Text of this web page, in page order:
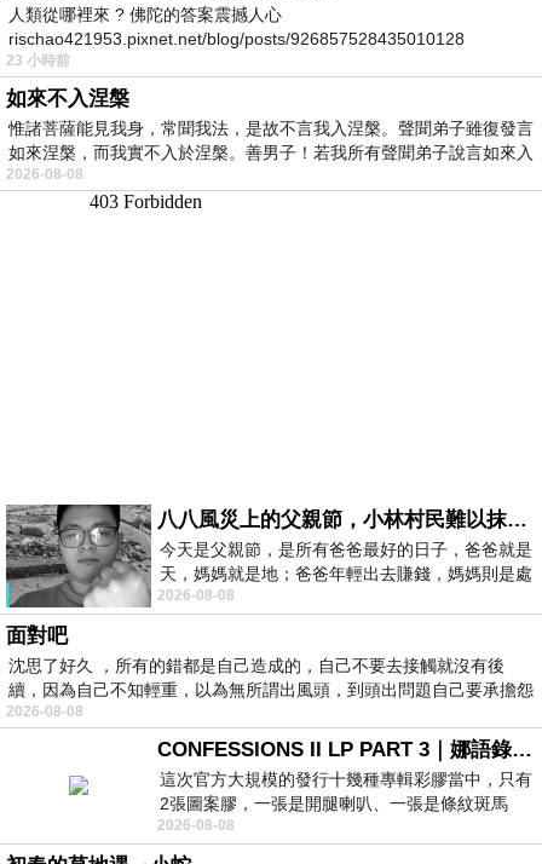
人類從哪裡來 ? 佛陀的答案震撼人心
rischao421953.pixnet.net/blog/posts/926857528435010128
23 小時前
如來不入涅槃
惟諸菩薩能見我身，常聞我法，是故不言我入涅槃。聲聞弟子雖復發言
如來涅槃，而我實不入於涅槃。善男子！若我所有聲聞弟子說言如來入
2026-08-08
八八風災上的父親節，小林村民難以抹滅的痛
今天是父親節，是所有爸爸最好的日子，爸爸就是
天，媽媽就是地；爸爸年輕出去賺錢，媽媽則是處
理家務，職業不分高低貴賤，只有人品才
2026-08-08
面對吧
沈思了好久 ，所有的錯都是自己造成的，自己不要去接觸就沒有後
續，因為自己不知輕重，以為無所謂出風頭，到頭出問題自己要承擔怨
不
2026-08-08
CONFESSIONS II LP PART 3｜娜語錄II LP PART 3
這次官方大規模的發行十幾種專輯彩膠當中，只有
2張圖案膠，一張是開腿喇叭、一張是條紋斑馬
版；目前官網上只剩澳洲商店AU STORE
2026-08-08